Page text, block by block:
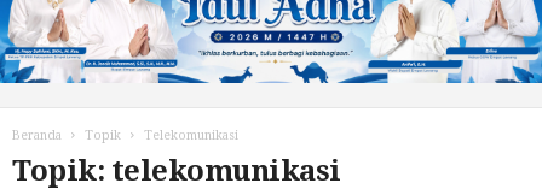
Beranda Topik Telekomunikasi
Topik: telekomunikasi